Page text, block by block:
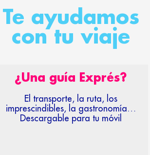
Te ayudamos
con tu viaje
¿Una guía Exprés?
El transporte, la ruta, los
imprescindibles, la gastronomía…
Descargable para tu móvil